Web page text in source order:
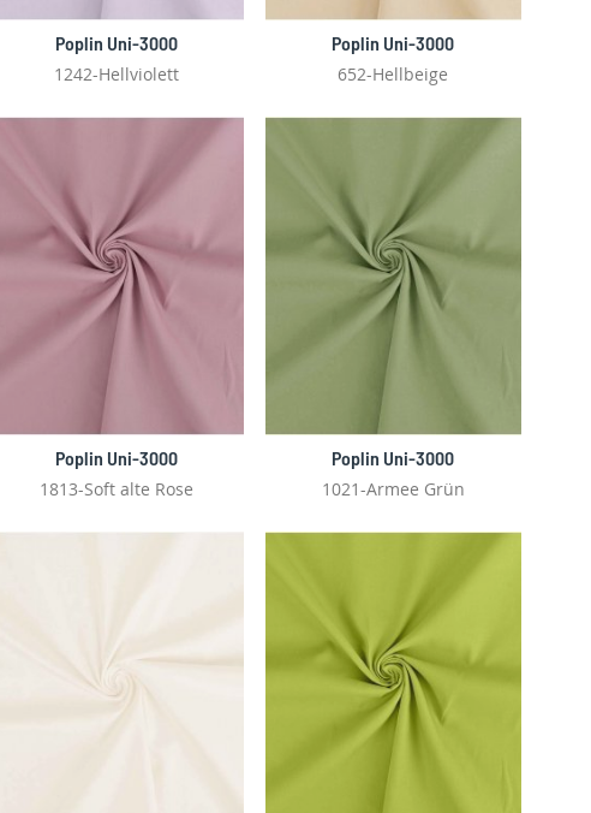
Poplin Uni-3000
1242-Hellviolett
Poplin Uni-3000
652-Hellbeige
Poplin Uni-3000
1813-Soft alte Rose
Poplin Uni-3000
1021-Armee Grün